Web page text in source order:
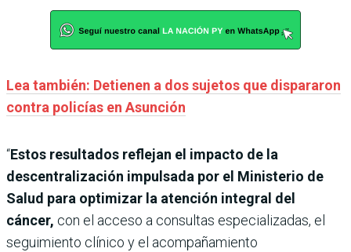
Lea también: Detienen a dos sujetos que dispararon
contra policías en Asunción
“Estos resultados reflejan el impacto de la
descentralización impulsada por el Ministerio de
Salud para optimizar la atención integral del
cáncer, con el acceso a consultas especializadas, el
seguimiento clínico y el acompañamiento